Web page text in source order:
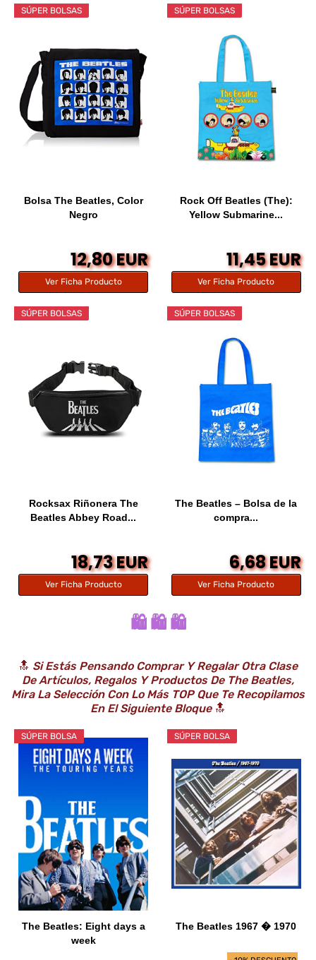
SÚPER BOLSAS
Bolsa The Beatles, Color
Negro
12,80 EUR
Ver Ficha Producto
SÚPER BOLSAS
Rock Off Beatles (The):
Yellow Submarine...
11,45 EUR
Ver Ficha Producto
SÚPER BOLSAS
Rocksax Riñonera The
Beatles Abbey Road...
18,73 EUR
Ver Ficha Producto
SÚPER BOLSAS
The Beatles – Bolsa de la
compra...
6,68 EUR
Ver Ficha Producto
🛍️ 🛍️ 🛍️
🔝 Si Estás Pensando Comprar Y Regalar Otra Clase
De Artículos, Regalos Y Productos De The Beatles,
Mira La Selección Con Lo Más TOP Que Te Recopilamos
En El Siguiente Bloque🔝
SÚPER BOLSA
The Beatles: Eight days a
week
SÚPER BOLSA
The Beatles 1967 � 1970